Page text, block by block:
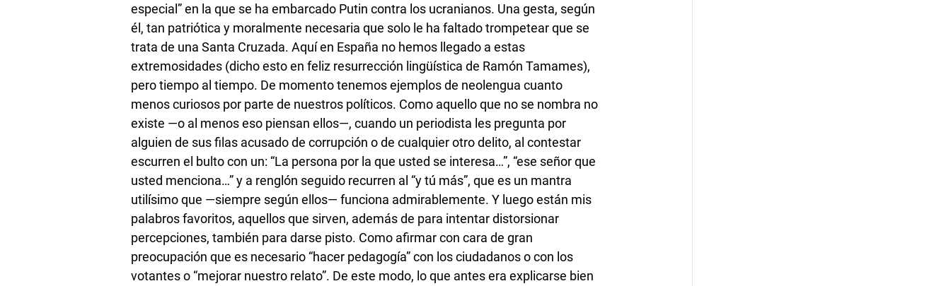
especial” en la que se ha embarcado Putin contra los ucranianos. Una gesta, según
él, tan patriótica y moralmente necesaria que solo le ha faltado trompetear que se
trata de una Santa Cruzada. Aquí en España no hemos llegado a estas
extremosidades (dicho esto en feliz resurrección lingüística de Ramón Tamames),
pero tiempo al tiempo. De momento tenemos ejemplos de neolengua cuanto
menos curiosos por parte de nuestros políticos. Como aquello que no se nombra no
existe —o al menos eso piensan ellos—, cuando un periodista les pregunta por
alguien de sus filas acusado de corrupción o de cualquier otro delito, al contestar
escurren el bulto con un: “La persona por la que usted se interesa…”, “ese señor que
usted menciona…” y a renglón seguido recurren al “y tú más”, que es un mantra
utilísimo que —siempre según ellos— funciona admirablemente. Y luego están mis
palabros favoritos, aquellos que sirven, además de para intentar distorsionar
percepciones, también para darse pisto. Como afirmar con cara de gran
preocupación que es necesario “hacer pedagogía” con los ciudadanos o con los
votantes o “mejorar nuestro relato”. De este modo, lo que antes era explicarse bien